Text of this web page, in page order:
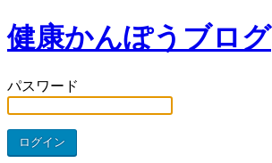
健康かんぽうブログ
パスワード